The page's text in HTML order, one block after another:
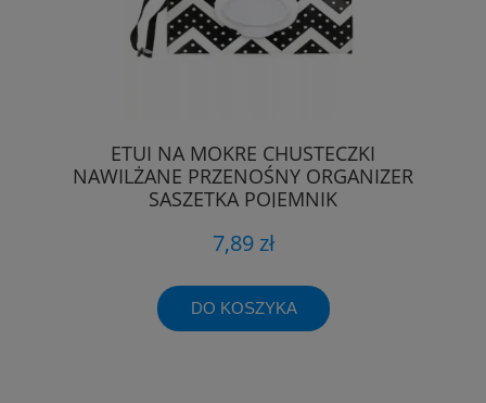
ETUI NA MOKRE CHUSTECZKI
NAWILŻANE PRZENOŚNY ORGANIZER
SASZETKA POJEMNIK
7,89 zł
DO KOSZYKA